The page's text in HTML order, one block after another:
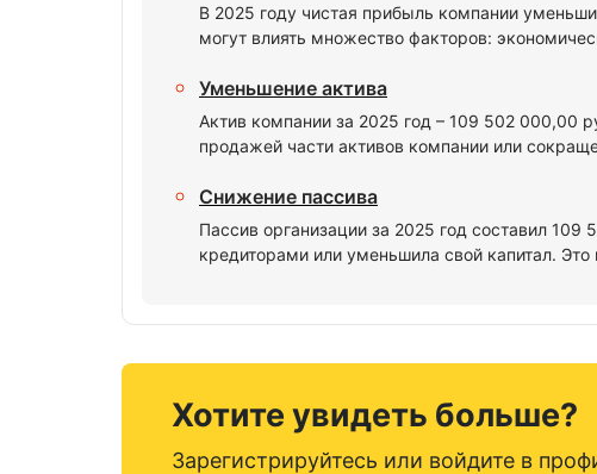
В 2025 году чистая прибыль компании
могут влиять множество факторов:
Уменьшение актива
Актив компании за 2025 год – 109 502 000,00
продажей части активов компании или
Снижение пассива
Пассив организации за 2025 год составил
кредиторами или уменьшила свой капитал.
Хотите увидеть больше?
Зарегистрируйтесь или войдите в